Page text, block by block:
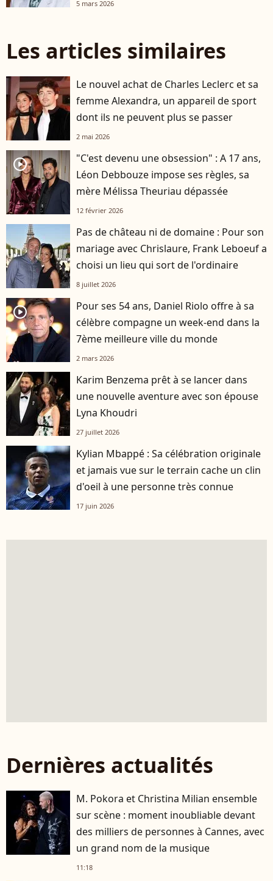
5 mars 2026
Les articles similaires
Le nouvel achat de Charles Leclerc et sa
femme Alexandra, un appareil de sport
dont ils ne peuvent plus se passer
2 mai 2026
player2
"C'est devenu une obsession" : A 17 ans,
Léon Debbouze impose ses règles, sa
mère Mélissa Theuriau dépassée
12 février 2026
Pas de château ni de domaine : Pour son
mariage avec Chrislaure, Frank Leboeuf a
choisi un lieu qui sort de l'ordinaire
8 juillet 2026
player2
Pour ses 54 ans, Daniel Riolo offre à sa
célèbre compagne un week-end dans la
7ème meilleure ville du monde
2 mars 2026
Karim Benzema prêt à se lancer dans
une nouvelle aventure avec son épouse
Lyna Khoudri
27 juillet 2026
Kylian Mbappé : Sa célébration originale
et jamais vue sur le terrain cache un clin
d'oeil à une personne très connue
17 juin 2026
Dernières actualités
M. Pokora et Christina Milian ensemble
sur scène : moment inoubliable devant
des milliers de personnes à Cannes, avec
un grand nom de la musique
11:18